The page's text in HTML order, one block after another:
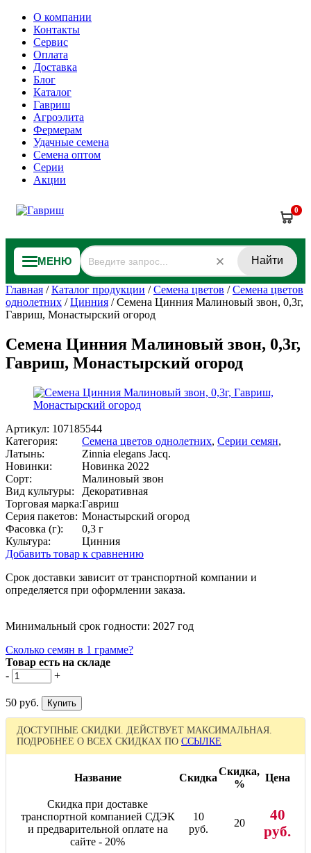
О компании
Контакты
Сервис
Оплата
Доставка
Блог
Каталог
Гавриш
Агроэлита
Фермерам
Удачные семена
Семена оптом
Серии
Акции
0
МЕНЮ Найти
Главная /Каталог продукции /Семена цветов /Семена цветов
однолетних /Цинния /Семена Цинния Малиновый звон, 0,3г,
Гавриш, Монастырский огород
Семена Цинния Малиновый звон, 0,3г,
Гавриш, Монастырский огород
Артикул: 107185544
Категория:
Семена цветов однолетних, Серии семян,
Латынь:
Zinnia elegans Jacq.
Новинки:
Новинка 2022
Сорт:
Малиновый звон
Вид культуры:
Декоративная
Торговая марка:Гавриш
Серия пакетов: Монастырский огород
Фасовка (г):
0,3 г
Культура:
Цинния
Добавить товар к сравнению
Срок доставки зависит от транспортной компании и
определяется при оформлении заказа.
Минимальный срок годности: 2027 год
Сколько семян в 1 грамме?
Товар есть на складе
-
+
50 руб.
ДОСТУПНЫЕ СКИДКИ. ДЕЙСТВУЕТ МАКСИМАЛЬНАЯ.
ПОДРОБНЕЕ О ВСЕХ СКИДКАХ ПО ССЫЛКЕ
Название Скидка
Скидка,
%
Цена
Скидка при доставке
транспортной компанией СДЭК
и предварительной оплате на
сайте - 20%
10
руб.
20
40
руб.